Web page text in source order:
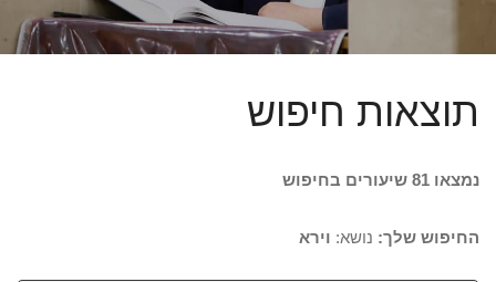
תוצאות חיפוש
נמצאו 81 שיעורים בחיפוש
החיפוש שלך: נושא: וירא